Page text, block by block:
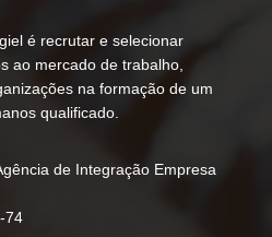
é recrutar e selecionar
ao mercado de trabalho,
na formação de um
qualificado.
de Integração Empresa
74